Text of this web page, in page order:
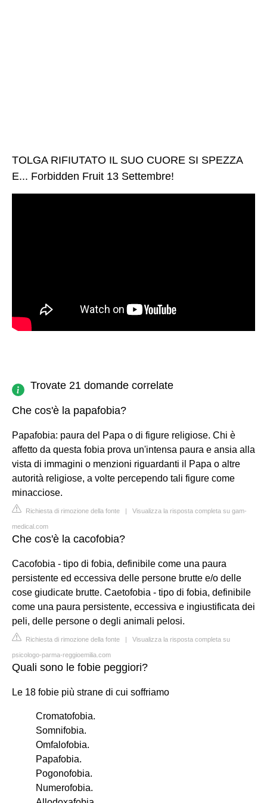
TOLGA RIFIUTATO IL SUO CUORE SI SPEZZA
E... Forbidden Fruit 13 Settembre!
Trovate 21 domande correlate
Che cos'è la papafobia?
Papafobia: paura del Papa o di figure religiose. Chi è
affetto da questa fobia prova un'intensa paura e ansia alla
vista di immagini o menzioni riguardanti il Papa o altre
autorità religiose, a volte percependo tali figure come
minacciose.
Richiesta di rimozione della fonte | Visualizza la risposta completa su gam-
medical.com
Che cos'è la cacofobia?
Cacofobia - tipo di fobia, definibile come una paura
persistente ed eccessiva delle persone brutte e/o delle
cose giudicate brutte. Caetofobia - tipo di fobia, definibile
come una paura persistente, eccessiva e ingiustificata dei
peli, delle persone o degli animali pelosi.
Richiesta di rimozione della fonte | Visualizza la risposta completa su
psicologo-parma-reggioemilia.com
Quali sono le fobie peggiori?
Le 18 fobie più strane di cui soffriamo
Cromatofobia.
Somnifobia.
Omfalofobia.
Papafobia.
Pogonofobia.
Numerofobia.